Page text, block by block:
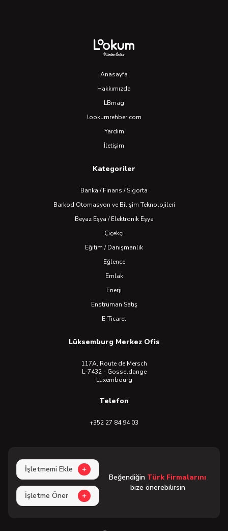
Anasayfa
Hakkımızda
LBmag
lookumrehber.com
Yardım
İletişim
Kategoriler
Banka / Finans / Sigorta
Barkod Otomasyon ve Bilişim Teknolojileri
Beyaz Eşya / Elektronik Eşya
Çiçekçi
Eğitim / Danışmanlık
Eğlence
Emlak
Enerji
Enstrüman Satış
E-Ticaret
Lüksemburg Merkez Ofis
117A, Route de Mersch
L-7432 - Gosseldange
Luxembourg
Telefon
+352 27 84 94 03
İşletmemi Ekle
İşletme Öner
Beğendiğin Türk Firmalarını
bize önerebilirsin